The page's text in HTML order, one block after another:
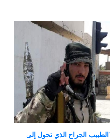
الجراح الذي تحول إلى